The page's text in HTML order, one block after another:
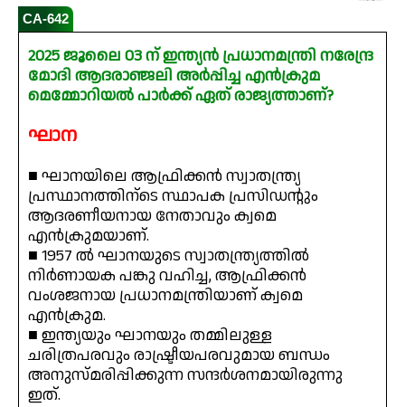
CA-642
2025 ജൂലൈ 03 ന് ഇന്ത്യൻ പ്രധാനമന്ത്രി നരേന്ദ്ര
മോദി ആദരാഞ്ജലി അർപ്പിച്ച എൻക്രുമ
മെമ്മോറിയൽ പാർക്ക് ഏത് രാജ്യത്താണ്?
ഘാന
■ ഘാനയിലെ ആഫ്രിക്കൻ സ്വാതന്ത്ര്യ
പ്രസ്ഥാനത്തിന്ടെ സ്ഥാപക പ്രസിഡന്റും
ആദരണീയനായ നേതാവും ക്വമെ
എൻക്രുമയാണ്.
■ 1957 ൽ ഘാനയുടെ സ്വാതന്ത്ര്യത്തിൽ
നിർണായക പങ്കു വഹിച്ച, ആഫ്രിക്കൻ
വംശജനായ പ്രധാനമന്ത്രിയാണ് ക്വമെ
എൻക്രുമ.
■ ഇന്ത്യയും ഘാനയും തമ്മിലുള്ള
ചരിത്രപരവും രാഷ്ട്രീയപരവുമായ ബന്ധം
അനുസ്മരിപ്പിക്കുന്ന സന്ദർശനമായിരുന്നു
ഇത്.